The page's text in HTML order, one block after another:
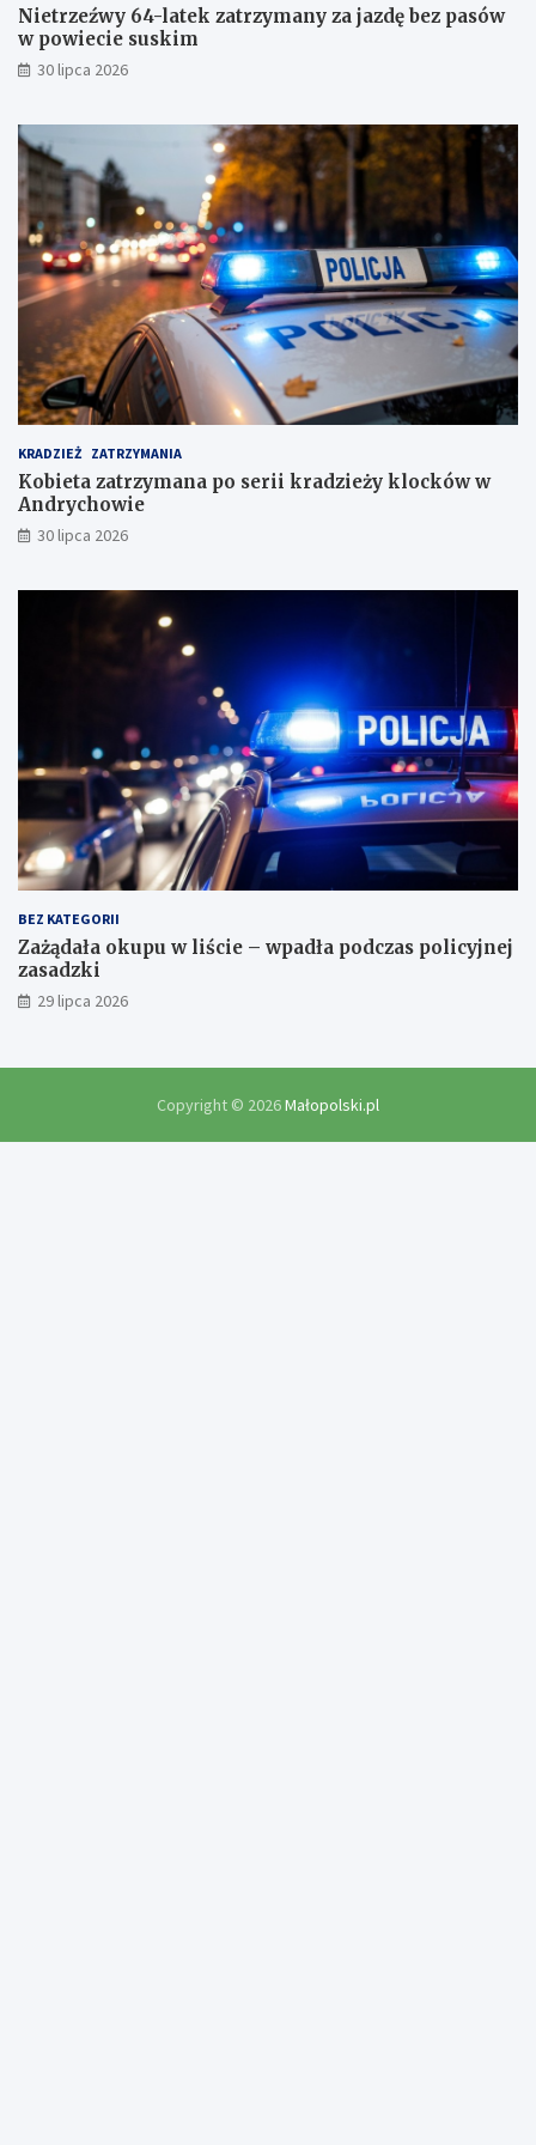
o
w
y
g
g
w
w
p
o
e
c
i
e
s
u
s
k
m
Nietrzeźwy 64-latek zatrzymany za jazdę bez pasów
w powiecie suskim
30 lipca 2026
KRADZIEŻ ZATRZYMANIA
Kobieta zatrzymana po serii kradzieży klocków w
Andrychowie
30 lipca 2026
BEZ KATEGORII
Zażądała okupu w liście – wpadła podczas policyjnej
zasadzki
29 lipca 2026
Copyright © 2026Małopolski.pl